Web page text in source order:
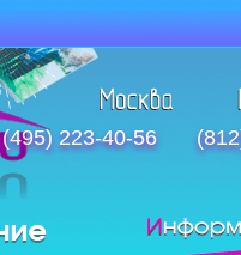
(495) 223-40-56